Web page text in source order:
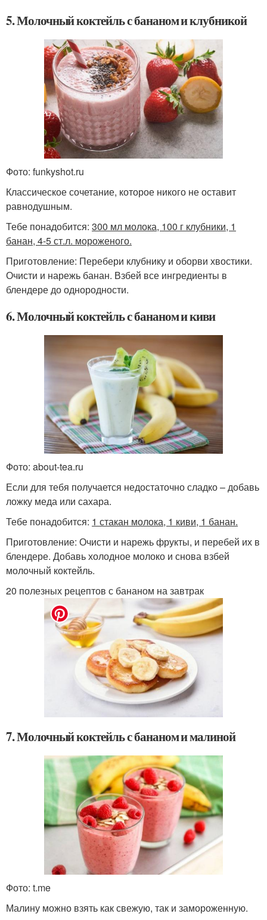
5. Молочный коктейль с бананом и клубникой
Фото: funkyshot.ru
Классическое сочетание, которое никого не оставит
равнодушным.
Тебе понадобится: 300 мл молока, 100 г клубники, 1
банан, 4-5 ст.л. мороженого.
Приготовление: Перебери клубнику и оборви хвостики.
Очисти и нарежь банан. Взбей все ингредиенты в
блендере до однородности.
6. Молочный коктейль с бананом и киви
Фото: about-tea.ru
Если для тебя получается недостаточно сладко – добавь
ложку меда или сахара.
Тебе понадобится: 1 стакан молока, 1 киви, 1 банан.
Приготовление: Очисти и нарежь фрукты, и перебей их в
блендере. Добавь холодное молоко и снова взбей
молочный коктейль.
20 полезных рецептов с бананом на завтрак
7. Молочный коктейль с бананом и малиной
Фото: t.me
Малину можно взять как свежую, так и замороженную.